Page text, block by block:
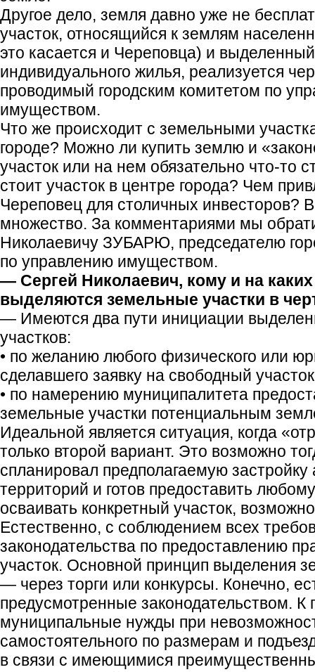
Другое дело, земля давно уже не
участок, относящийся к землям
это касается и Череповца) и
индивидуального жилья, реализуется
проводимый городским комитетом по
имуществом.
Что же происходит с земельными
городе? Можно ли купить землю и
участок или на нем обязательно что-то
стоит участок в центре города? Чем
Череповец для столичных инвесторов?
множество. За комментариями мы
Николаевичу ЗУБАРЮ, председателю
по управлению имуществом.
— Сергей Николаевич, кому и на
выделяются земельные участки в
— Имеются два пути инициации
участков:
• по желанию любого физического или
сделавшего заявку на свободный
• по намерению муниципалитета
земельные участки потенциальным
Идеальной является ситуация, когда
только второй вариант. Это возможно
спланировал предполагаемую застройку
территорий и готов предоставить
осваивать конкретный участок,
Естественно, с соблюдением всех
законодательства по предоставлению
участок. Основной принцип выделения
— через торги или конкурсы. Конечно,
предусмотренные законодательством. К
муниципальные нужды при
самостоятельного по размерам и
в связи с имеющимися